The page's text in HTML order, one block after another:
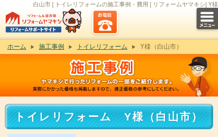
白山市 | トイレリフォームの施工事例・費用 | リフォームヤマキシ| Y様
ホーム 施工事例 トイレリフォーム Y様（白山市）
トイレリフォーム Y様（白山市）